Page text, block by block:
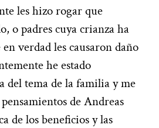
les hizo rogar que
o padres cuya crianza ha
verdad les causaron daño
he estado
del tema de la familia y me
de Andreas
de los beneficios y las